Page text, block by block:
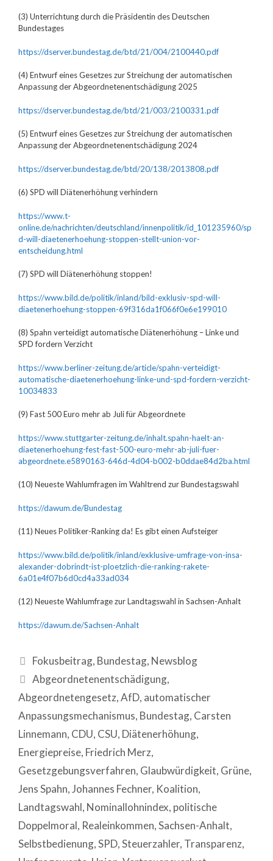
(3) Unterrichtung durch die Präsidentin des Deutschen
Bundestages
https://dserver.bundestag.de/btd/21/004/2100440.pdf
(4) Entwurf eines Gesetzes zur Streichung der automatischen
Anpassung der Abgeordnetenentschädigung 2025
https://dserver.bundestag.de/btd/21/003/2100331.pdf
(5) Entwurf eines Gesetzes zur Streichung der automatischen
Anpassung der Abgeordnetenentschädigung 2024
https://dserver.bundestag.de/btd/20/138/2013808.pdf
(6) SPD will Diätenerhöhung verhindern
https://www.t-
online.de/nachrichten/deutschland/innenpolitik/id_101235960/sp
d-will-diaetenerhoehung-stoppen-stellt-union-vor-
entscheidung.html
(7) SPD will Diätenerhöhung stoppen!
https://www.bild.de/politik/inland/bild-exklusiv-spd-will-
diaetenerhoehung-stoppen-69f316da1f066f0e6e199010
(8) Spahn verteidigt automatische Diätenerhöhung – Linke und
SPD fordern Verzicht
https://www.berliner-zeitung.de/article/spahn-verteidigt-
automatische-diaetenerhoehung-linke-und-spd-fordern-verzicht-
10034833
(9) Fast 500 Euro mehr ab Juli für Abgeordnete
https://www.stuttgarter-zeitung.de/inhalt.spahn-haelt-an-
diaetenerhoehung-fest-fast-500-euro-mehr-ab-juli-fuer-
abgeordnete.e5890163-646d-4d04-b002-b0ddae84d2ba.html
(10) Neueste Wahlumfragen im Wahltrend zur Bundestagswahl
https://dawum.de/Bundestag
(11) Neues Politiker-Ranking da! Es gibt einen Aufsteiger
https://www.bild.de/politik/inland/exklusive-umfrage-von-insa-
alexander-dobrindt-ist-ploetzlich-die-ranking-rakete-
6a01e4f07b6d0cd4a33ad034
(12) Neueste Wahlumfrage zur Landtagswahl in Sachsen-Anhalt
https://dawum.de/Sachsen-Anhalt
Fokusbeitrag, Bundestag, Newsblog
Abgeordnetenentschädigung,
Abgeordnetengesetz,AfD, automatischer
Anpassungsmechanismus, Bundestag, Carsten
Linnemann, CDU, CSU, Diätenerhöhung,
Energiepreise, Friedrich Merz,
Gesetzgebungsverfahren, Glaubwürdigkeit, Grüne,
Jens Spahn,Johannes Fechner, Koalition,
Landtagswahl, Nominallohnindex, politische
Doppelmoral, Realeinkommen,Sachsen-Anhalt,
Selbstbedienung,SPD,Steuerzahler, Transparenz,